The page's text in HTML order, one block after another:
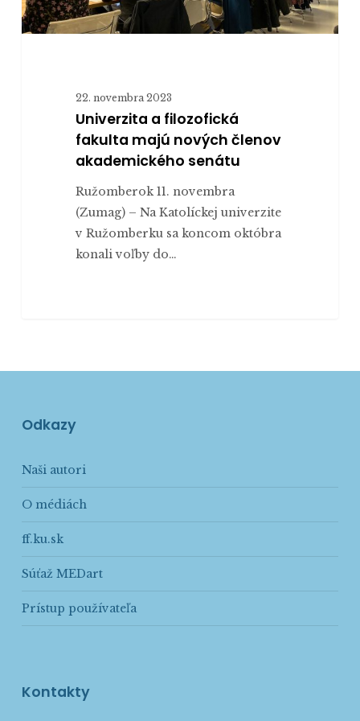
22. novembra 2023
Univerzita a filozofická
fakulta majú nových členov
akademického senátu
Ružomberok 11. novembra
(Zumag) – Na Katolíckej univerzite
v Ružomberku sa koncom októbra
konali voľby do…
Odkazy
Naši autori
O médiách
ff.ku.sk
Súťaž MEDart
Prístup používateľa
Kontakty